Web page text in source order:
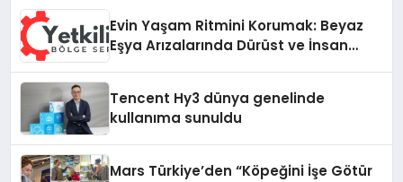
Evin Yaşam Ritmini Korumak: Beyaz
Eşya Arızalarında Dürüst ve İnsan
Tencent Hy3 dünya genelinde
kullanıma sunuldu
Mars Türkiye’den “Köpeğini İşe Götür